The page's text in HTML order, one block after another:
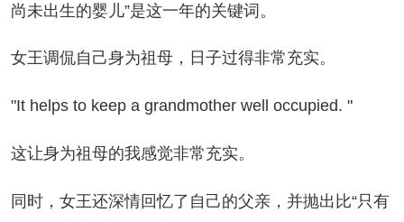
尚未出生的婴儿”是这一年的关键词。
调侃自己身为祖母，日子过得非常充实。
to keep a grandmother well occupied. "
身为祖母的我感觉非常充实。
，女王还深情回忆了自己的父亲，并抛出比“只有